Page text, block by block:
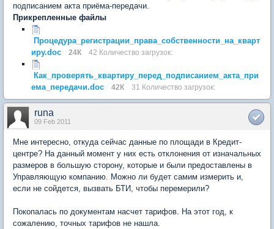
подписанием акта приёма-передачи.
Прикрепленные файлы
Процедура_регистрации_права_собственности_на_кварт
иру.doc
24К 42 Количество загрузок:
Как_проверять_квартиру_перед_подписанием_акта_при
ема_передачи.doc
42К 31 Количество загрузок:
runa
09 Feb 2011
Мне интересно, откуда сейчас данные по площади в Кредит-
центре? На данный момент у них есть отклонения от изначальных
размеров в большую сторону, которые и были предоставлены в
Управляющую компанию. Можно ли будет самим измерить и,
если не сойдется, вызвать БТИ, чтобы перемерили?
Покопалась по документам насчет тарифов. На этот год, к
сожалению, точных тарифов не нашла.